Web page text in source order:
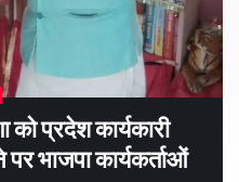
को प्रदेश कार्यकारी
भाजपा कार्यकर्ताओं